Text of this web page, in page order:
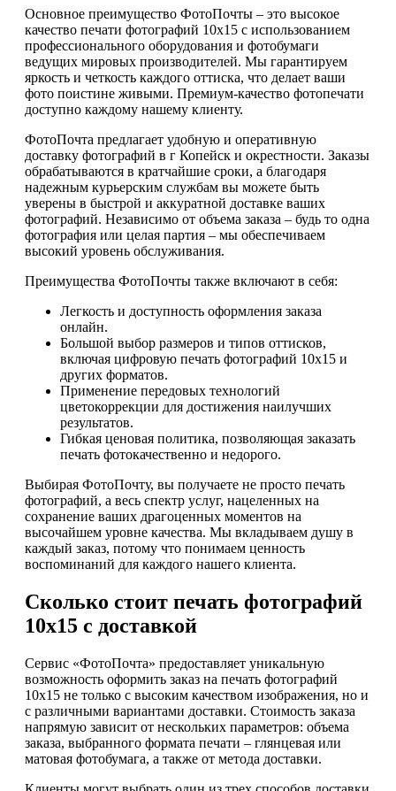
Основное преимущество ФотоПочты – это высокое
качество печати фотографий 10х15 с использованием
профессионального оборудования и фотобумаги
ведущих мировых производителей. Мы гарантируем
яркость и четкость каждого оттиска, что делает ваши
фото поистине живыми. Премиум-качество фотопечати
доступно каждому нашему клиенту.
ФотоПочта предлагает удобную и оперативную
доставку фотографий в г Копейск и окрестности. Заказы
обрабатываются в кратчайшие сроки, а благодаря
надежным курьерским службам вы можете быть
уверены в быстрой и аккуратной доставке ваших
фотографий. Независимо от объема заказа – будь то одна
фотография или целая партия – мы обеспечиваем
высокий уровень обслуживания.
Преимущества ФотоПочты также включают в себя:
Легкость и доступность оформления заказа
онлайн.
Большой выбор размеров и типов оттисков,
включая цифровую печать фотографий 10х15 и
других форматов.
Применение передовых технологий
цветокоррекции для достижения наилучших
результатов.
Гибкая ценовая политика, позволяющая заказать
печать фотокачественно и недорого.
Выбирая ФотоПочту, вы получаете не просто печать
фотографий, а весь спектр услуг, нацеленных на
сохранение ваших драгоценных моментов на
высочайшем уровне качества. Мы вкладываем душу в
каждый заказ, потому что понимаем ценность
воспоминаний для каждого нашего клиента.
Сколько стоит печать фотографий
10х15 с доставкой
Сервис «ФотоПочта» предоставляет уникальную
возможность оформить заказ на печать фотографий
10х15 не только с высоким качеством изображения, но и
с различными вариантами доставки. Стоимость заказа
напрямую зависит от нескольких параметров: объема
заказа, выбранного формата печати – глянцевая или
матовая фотобумага, а также от метода доставки.